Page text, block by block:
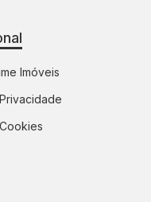
Imóveis